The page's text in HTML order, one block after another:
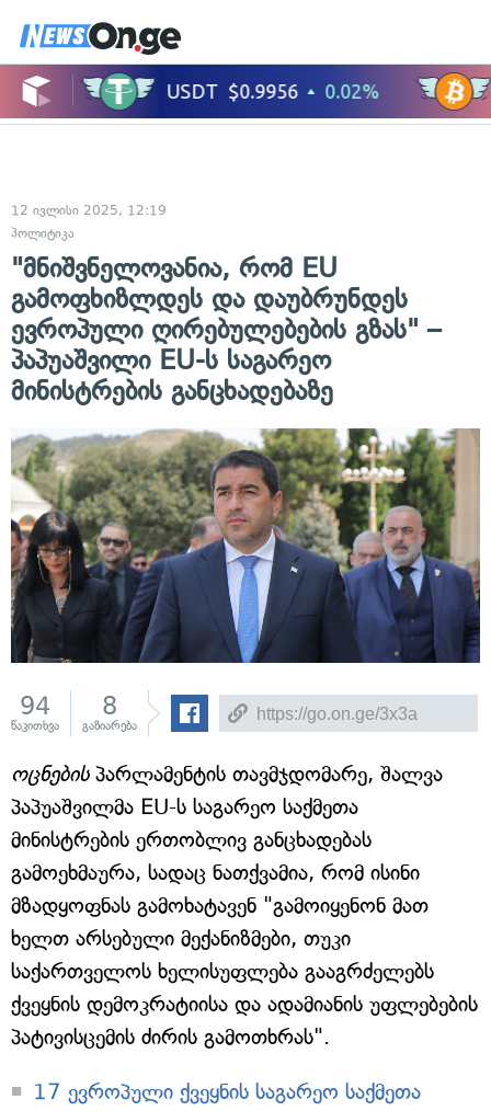
12 ივლისი 2025, 12:19
პოლიტიკა
"მნიშვნელოვანია, რომ EU
გამოფხიზლდეს და დაუბრუნდეს
ევროპული ღირებულებების გზას" –
პაპუაშვილი EU-ს საგარეო
მინისტრების განცხადებაზე
94
წაკითხვა
8
გაზიარება
ოცნებისპარლამენტის თავმჯდომარე, შალვა
პაპუაშვილმა EU-ს საგარეო საქმეთა
მინისტრების ერთობლივ განცხადებას
გამოეხმაურა, სადაც ნათქვამია, რომ ისინი
მზადყოფნას გამოხატავენ "გამოიყენონ მათ
ხელთ არსებული მექანიზმები, თუკი
საქართველოს ხელისუფლება გააგრძელებს
ქვეყნის დემოკრატიისა და ადამიანის უფლებების
პატივისცემის ძირის გამოთხრას".
17 ევროპული ქვეყნის საგარეო საქმეთა